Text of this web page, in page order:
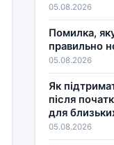
05.08.2026
Помилка,
правильно
05.08.2026
Як
після
для
05.08.2026